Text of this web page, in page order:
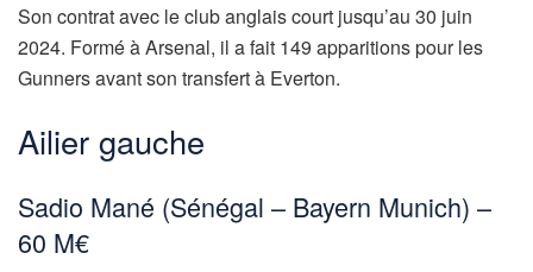
Son contrat avec le club anglais court jusqu’au 30 juin
2024. Formé à Arsenal, il a fait 149 apparitions pour les
Gunners avant son transfert à Everton.
Ailier gauche
Sadio Mané (Sénégal – Bayern Munich) –
60 M€